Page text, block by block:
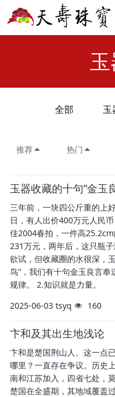
全部 玉
推荐 热门
玉器收藏的十句“金玉
三年前，一块四公斤重的上
日，有人出价400万元人民
佳2004春拍，一件高
231万元，两年后，这只瓶
欲试，但收藏圈的水很深，
鸟”，我们有十句金玉良言
规律。 2.知识就是力量。
2025-06-03 tsyq 160
卞和及其出生地浅论
卞和是楚国荆山人。这一点
哪里？一直存在争议。历史
南和江苏加入，四省七处，
楚国在全盛期，其地域覆盖